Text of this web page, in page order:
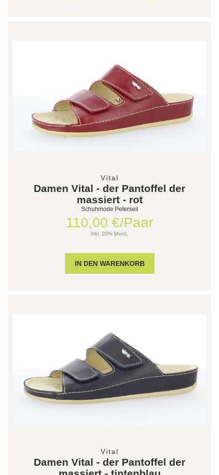
Vital
Damen Vital - der Pantoffel der
massiert - rot
Schuhmode Peterseil
110,00 €/Paar
inkl. 20% Mwst.
Vital
Damen Vital - der Pantoffel der